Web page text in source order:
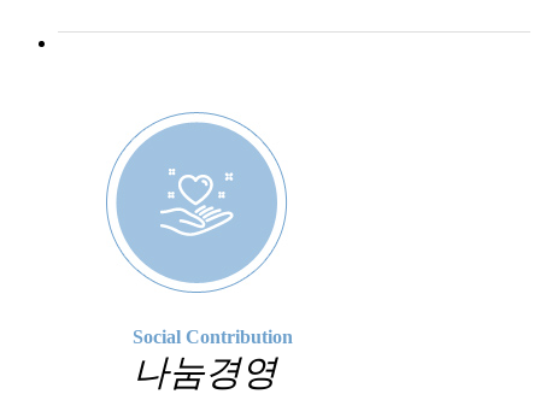
Social Contribution
나눔경영